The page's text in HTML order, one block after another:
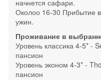
начнется сафари.
Околоо 16-30 Прибытие
ужин.
Проживание в
Уровень классика 4-5* -
пансион
Уровень эконом 4-3* -
пансион